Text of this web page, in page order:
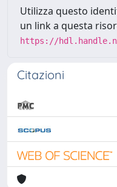
Utilizza questo
un link a questa
https://
Citazioni